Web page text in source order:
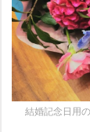
結婚記念日用